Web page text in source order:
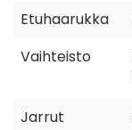
Etuhaarukka
Vaihteisto
Jarrut